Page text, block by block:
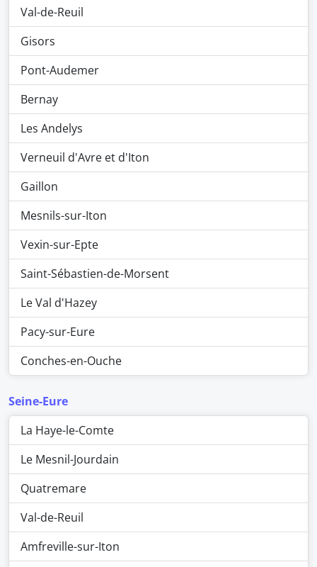
Val-de-Reuil
Gisors
Pont-Audemer
Bernay
Les Andelys
Verneuil d'Avre et d'Iton
Gaillon
Mesnils-sur-Iton
Vexin-sur-Epte
Saint-Sébastien-de-Morsent
Le Val d'Hazey
Pacy-sur-Eure
Conches-en-Ouche
Seine-Eure
La Haye-le-Comte
Le Mesnil-Jourdain
Quatremare
Val-de-Reuil
Amfreville-sur-Iton